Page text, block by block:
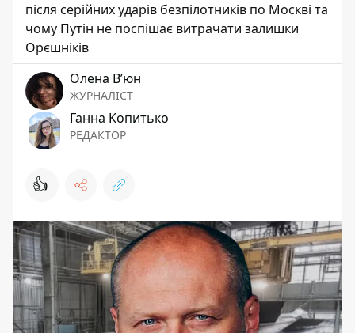
після серійних ударів безпілотників по Москві та
чому Путін не поспішає витрачати залишки
Орєшніків
Олена Вʼюн
ЖУРНАЛІСТ
Ганна Копитько
РЕДАКТОР
👍